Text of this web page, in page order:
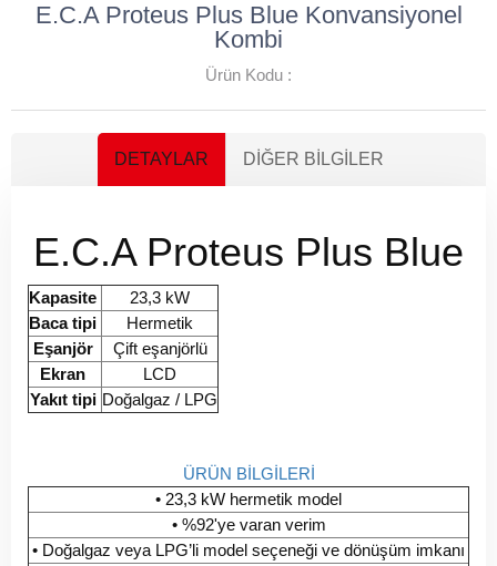
E.C.A Proteus Plus Blue Konvansiyonel
Kombi
Ürün Kodu :
DETAYLAR DIĞER BILGILER
E.C.A Proteus Plus Blue
Kapasite
23,3 kW
Baca tipi
Hermetik
Eşanjör
Çift eşanjörlü
Ekran
LCD
Yakıt tipi Doğalgaz / LPG
ÜRÜN BİLGİLERİ
• 23,3 kW hermetik model
• %92'ye varan verim
• Doğalgaz veya LPG’li model seçeneği ve dönüşüm imkanı